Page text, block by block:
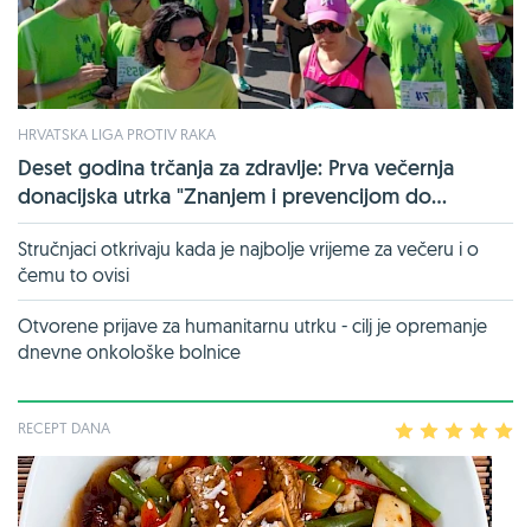
HRVATSKA LIGA PROTIV RAKA
Deset godina trčanja za zdravlje: Prva večernja
donacijska utrka "Znanjem i prevencijom do...
Stručnjaci otkrivaju kada je najbolje vrijeme za večeru i o
čemu to ovisi
Otvorene prijave za humanitarnu utrku - cilj je opremanje
dnevne onkološke bolnice
RECEPT DANA 2 3 4